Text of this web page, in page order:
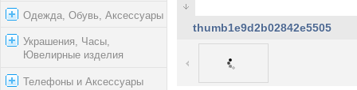
Одежда, Обувь, Аксессуары
Украшения, Часы,
Ювелирные изделия
Телефоны и Аксессуары
thumb1e9d2b02842e5505